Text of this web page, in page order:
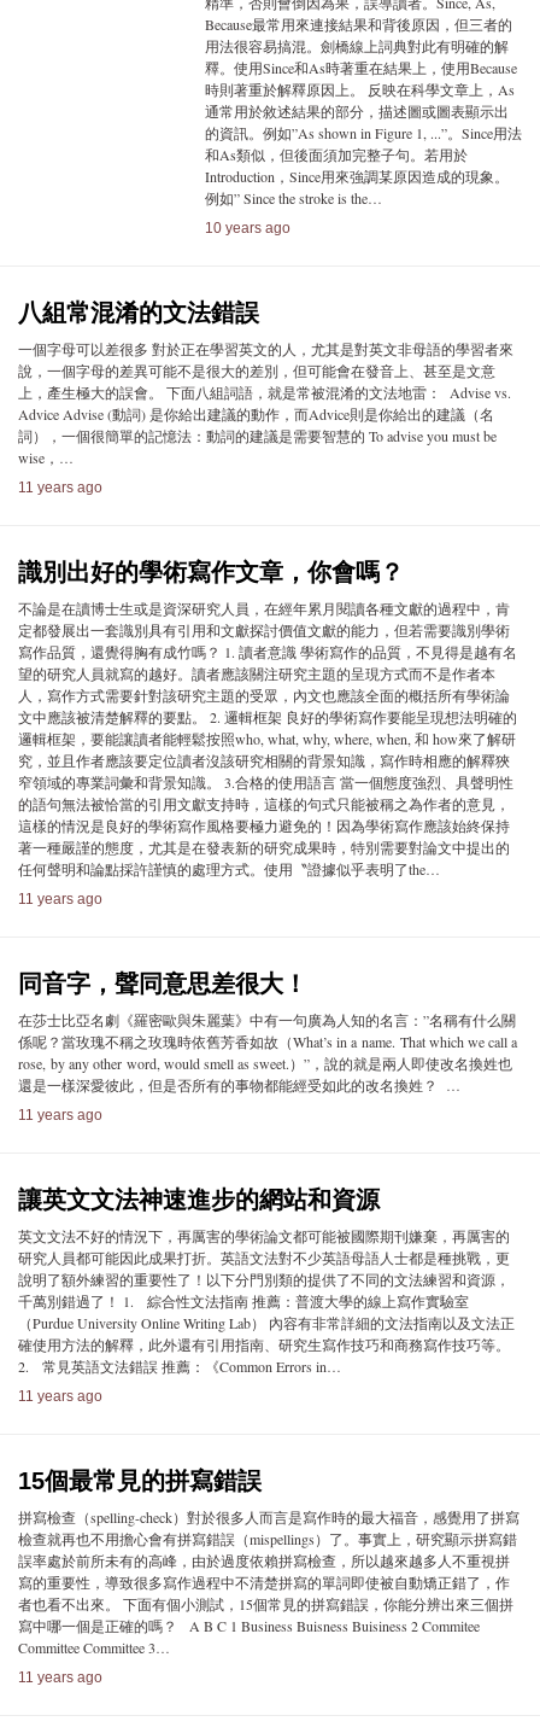
Because最常用來連接結果和背後原因，但三者的
用法很容易搞混。劍橋線上詞典對此有明確的解
釋。使用Since和As時著重在結果上，使用Because
時則著重於解釋原因上。 反映在科學文章上，As
通常用於敘述結果的部分，描述圖或圖表顯示出
的資訊。例如”As shown in Figure 1, ...”。Since用法
和As類似，但後面須加完整子句。若用於
Introduction，Since用來強調某原因造成的現象。
例如” Since the stroke is the…
10 years ago
八組常混淆的文法錯誤
一個字母可以差很多 對於正在學習英文的人，尤其是對英文非母語的學習者來
說，一個字母的差異可能不是很大的差別，但可能會在發音上、甚至是文意
上，產生極大的誤會。 下面八組詞語，就是常被混淆的文法地雷： Advise vs.
Advice Advise (動詞) 是你給出建議的動作，而Advice則是你給出的建議（名
詞），一個很簡單的記憶法：動詞的建議是需要智慧的 To advise you must be
wise，…
11 years ago
識別出好的學術寫作文章，你會嗎？
不論是在讀博士生或是資深研究人員，在經年累月閱讀各種文獻的過程中，肯
定都發展出一套識別具有引用和文獻探討價值文獻的能力，但若需要識別學術
寫作品質，還覺得胸有成竹嗎？ 1. 讀者意識 學術寫作的品質，不見得是越有名
望的研究人員就寫的越好。讀者應該關注研究主題的呈現方式而不是作者本
人，寫作方式需要針對該研究主題的受眾，內文也應該全面的概括所有學術論
文中應該被清楚解釋的要點。 2. 邏輯框架 良好的學術寫作要能呈現想法明確的
邏輯框架，要能讓讀者能輕鬆按照who, what, why, where, when, 和 how來了解研
究，並且作者應該要定位讀者沒該研究相關的背景知識，寫作時相應的解釋狹
窄領域的專業詞彙和背景知識。 3.合格的使用語言 當一個態度強烈、具聲明性
的語句無法被恰當的引用文獻支持時，這樣的句式只能被稱之為作者的意見，
這樣的情況是良好的學術寫作風格要極力避免的！因為學術寫作應該始終保持
著一種嚴謹的態度，尤其是在發表新的研究成果時，特別需要對論文中提出的
任何聲明和論點採許謹慎的處理方式。使用〝證據似乎表明了the…
11 years ago
同音字，聲同意思差很大！
在莎士比亞名劇《羅密歐與朱麗葉》中有一句廣為人知的名言：”名稱有什么關
係呢？當玫瑰不稱之玫瑰時依舊芳香如故（What’s in a name. That which we call a
rose, by any other word, would smell as sweet.）”，說的就是兩人即使改名換姓也
還是一樣深愛彼此，但是否所有的事物都能經受如此的改名換姓？ …
11 years ago
讓英文文法神速進步的網站和資源
英文文法不好的情況下，再厲害的學術論文都可能被國際期刊嫌棄，再厲害的
研究人員都可能因此成果打折。英語文法對不少英語母語人士都是種挑戰，更
說明了額外練習的重要性了！以下分門別類的提供了不同的文法練習和資源，
千萬別錯過了！ 1. 綜合性文法指南 推薦：普渡大學的線上寫作實驗室
（Purdue University Online Writing Lab） 內容有非常詳細的文法指南以及文法正
確使用方法的解釋，此外還有引用指南、研究生寫作技巧和商務寫作技巧等。
2. 常見英語文法錯誤 推薦：《Common Errors in…
11 years ago
15個最常見的拼寫錯誤
拼寫檢查（spelling-check）對於很多人而言是寫作時的最大福音，感覺用了拼寫
檢查就再也不用擔心會有拼寫錯誤（mispellings）了。事實上，研究顯示拼寫錯
誤率處於前所未有的高峰，由於過度依賴拼寫檢查，所以越來越多人不重視拼
寫的重要性，導致很多寫作過程中不清楚拼寫的單詞即使被自動矯正錯了，作
者也看不出來。 下面有個小測試，15個常見的拼寫錯誤，你能分辨出來三個拼
寫中哪一個是正確的嗎？ A B C 1 Business Buisness Buisiness 2 Commitee
Committee Committee 3…
11 years ago